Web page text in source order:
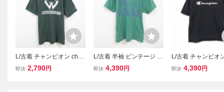
L/古着 チャンピオン cha
mpion 半袖 ビンテージ T
即決 2,790円
L/古着 半袖 ビンテージ T
シャツ メンズ 00s ヨット
即決 4,390円
L/古着 チャンピオ
mpion 半袖 ビンテ
即決 4,390円